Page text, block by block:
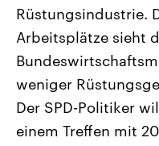
Landtagswahl Sachsen-
2026
Alle Informationen
Sachsen-Anhalt wählt am
September 2026 einen
Landtag. Seit 2021 wird das
Bundesland von einer
Umfragen, Prognosen,
Rüstungsindustrie.
Arbeitsplätze sieht
weniger
Der SPD-Politiker
einem Treffen mit